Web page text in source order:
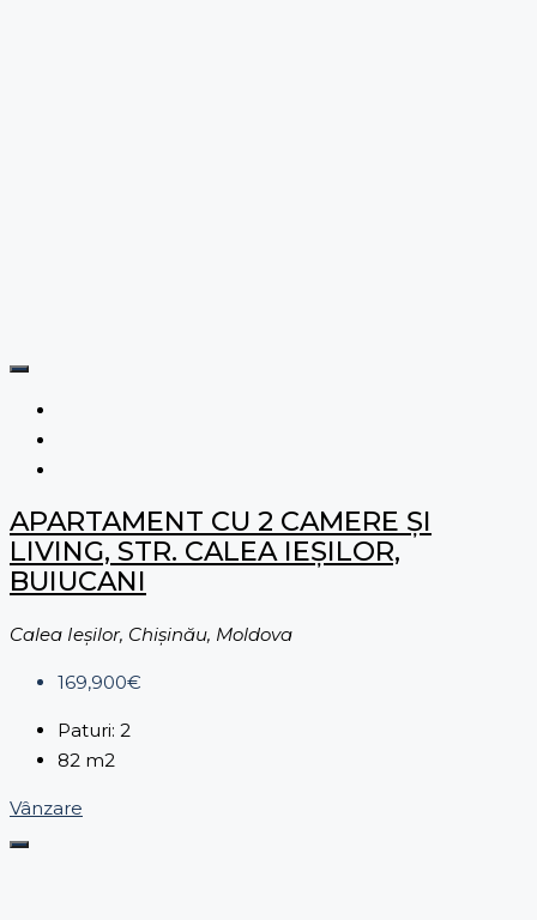
APARTAMENT CU 2 CAMERE ȘI
LIVING, STR. CALEA IEȘILOR,
BUIUCANI
Calea Ieșilor, Chișinău, Moldova
169,900€
Paturi: 2
82 m2
Vânzare